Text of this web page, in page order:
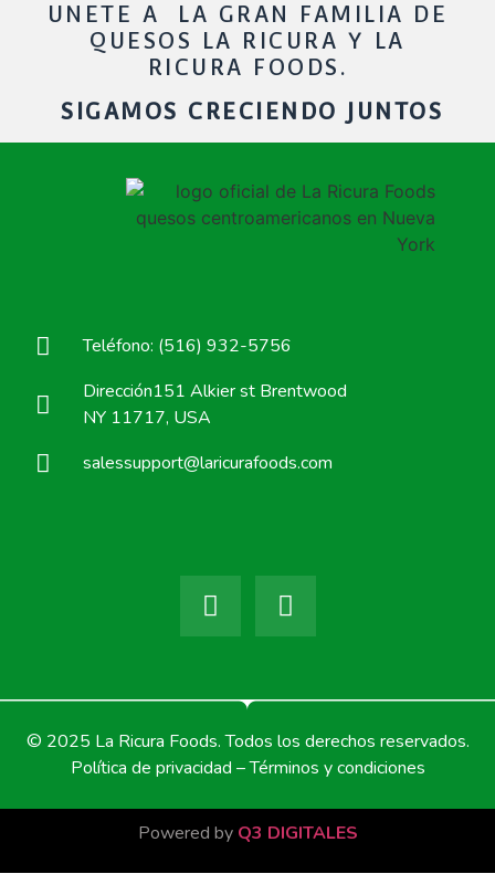
UNETE A LA GRAN FAMILIA DE
QUESOS LA RICURA Y LA
RICURA FOODS.
SIGAMOS CRECIENDO JUNTOS
Teléfono: (516) 932-5756
Dirección151 Alkier st Brentwood
NY 11717, USA
salessupport@laricurafoods.com
© 2025 La Ricura Foods. Todos los derechos reservados.
Política de privacidad – Términos y condiciones
Powered by Q3 DIGITALES